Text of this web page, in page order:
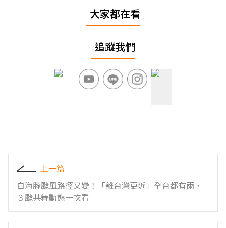
大家都在看
追蹤我們
上一篇
白海豚颱風路徑又變！「離台灣更近」全台都有雨，
３颱共舞動態一次看